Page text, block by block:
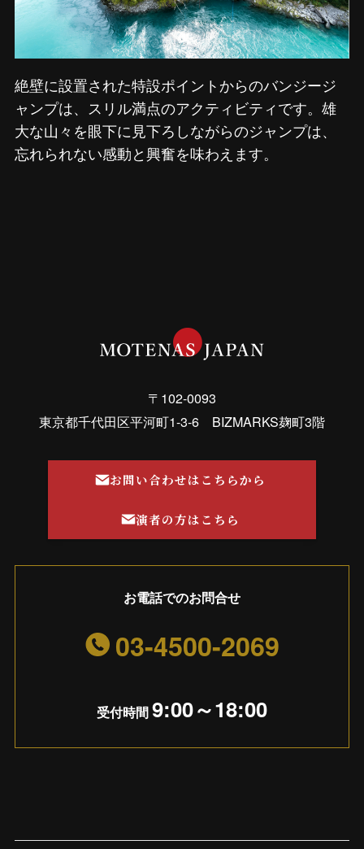
絶壁に設置された特設ポイントからのバンジージ
ャンプは、スリル満点のアクティビティです。雄
大な山々を眼下に見下ろしながらのジャンプは、
忘れられない感動と興奮を味わえます。
〒102-0093
東京都千代田区平河町1-3-6 BIZMARKS麹町3階
お問い合わせはこちらから
演者の方はこちら
お電話でのお問合せ
03-4500-2069
受付時間9:00～18:00